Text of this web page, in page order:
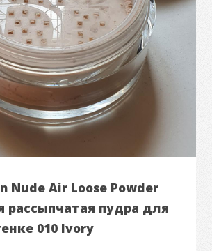
Nude Air Loose Powder
рассыпчатая пудра для
010 Ivory